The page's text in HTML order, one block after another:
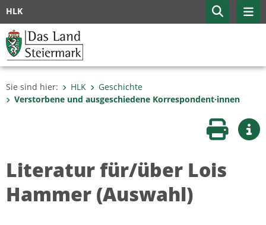
HLK
Sie sind hier: HLK
Geschichte
Verstorbene und ausgeschiedene Korrespondent·innen
Seite
Literatur für/über Lois
Hammer (Auswahl)